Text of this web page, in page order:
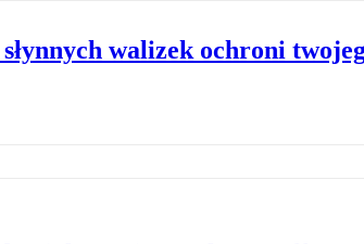
walizek ochroni